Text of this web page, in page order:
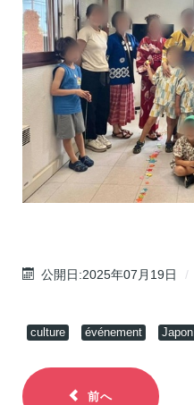
公開日:2025年07月19日
culture événement Japon
前へ